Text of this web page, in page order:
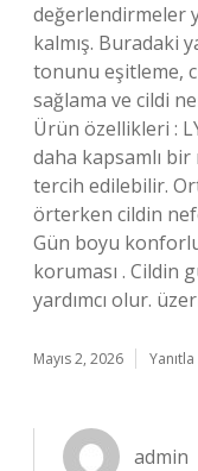
değerlendirmeler
kalmış. Buradaki
tonunu eşitleme,
sağlama ve cildi
Ürün özellikleri :
daha kapsamlı bir
tercih edilebilir.
örterken cildin
Gün boyu
koruması . Cildin
yardımcı olur.
Mayıs 2, 2026 Yanıtla
admin